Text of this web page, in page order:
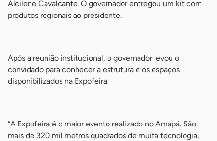
Alcilene Cavalcante. O governador entregou um kit com
produtos regionais ao presidente.
Após a reunião institucional, o governador levou o
convidado para conhecer a estrutura e os espaços
disponibilizados na Expofeira.
“A Expofeira é o maior evento realizado no Amapá. São
mais de 320 mil metros quadrados de muita tecnologia,